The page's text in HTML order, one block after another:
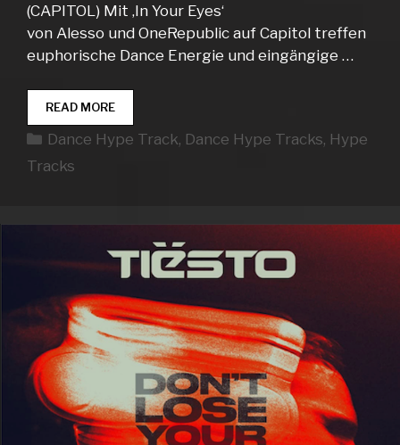
(CAPITOL) Mit ‚In Your Eyes‘
von Alesso und OneRepublic auf Capitol treffen
euphorische Dance Energie und eingängige …
READ MOREDANCE
HYPE
TRACKS
Kategorien
Dance Hype Track, Dance Hype Tracks, Hype
Tracks